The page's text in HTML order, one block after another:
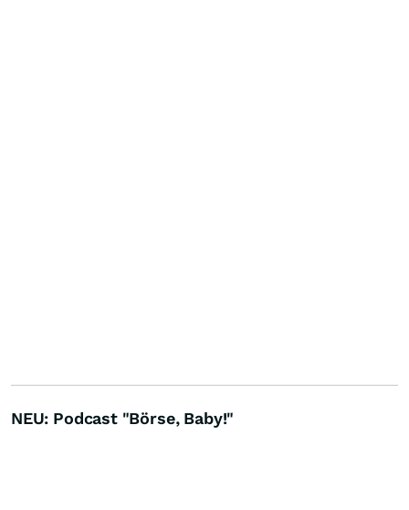
NEU: Podcast "Börse, Baby!"